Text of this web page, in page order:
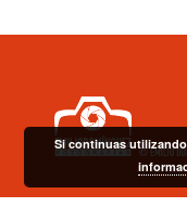
Si continuas